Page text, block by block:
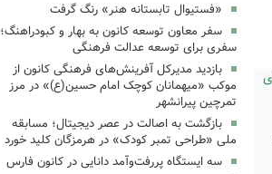
«فستیوال تابستانه هنر» رنگ گرفت
سفر معاون توسعه کانون به بهار و کبودراهنگ؛
سفری برای توسعه عدالت فرهنگی
بازدید مدیرکل آفرینش‌های فرهنگی کانون از
موکب «میهمانان کوچک امام حسین(ع)» در مرز
تمرچین پیرانشهر
بازگشت به اصالت در عصر دیجیتال؛ مسابقه
ملی «طراحی تمبر کودک» در هرمزگان کلید خورد
سه ایستگاه پررفت‌وآمد دانایی در کانون فارس